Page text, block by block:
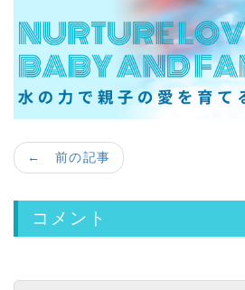
← 前の記事
コメント